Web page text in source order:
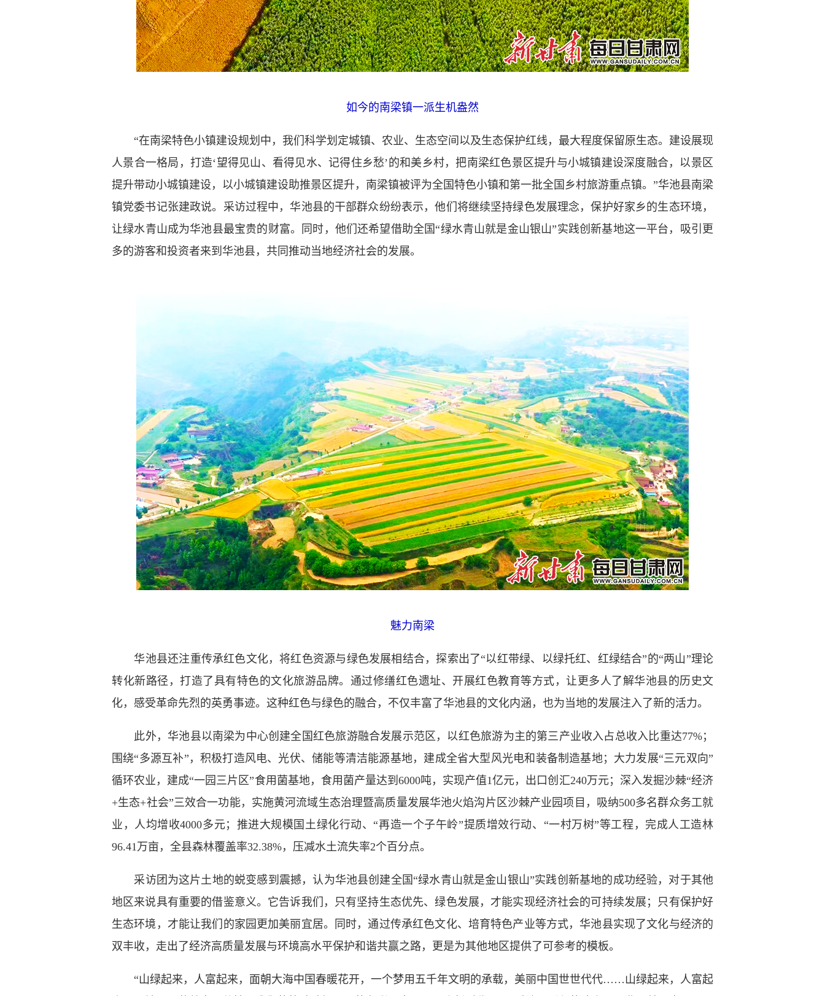
如今的南梁镇一派生机盎然
“在南梁特色小镇建设规划中，我们科学划定城镇、农业、生态空间以及生态保护红线，最大程度保留原生态。建设展现
人景合一格局，打造‘望得见山、看得见水、记得住乡愁’的和美乡村，把南梁红色景区提升与小城镇建设深度融合，以景区
提升带动小城镇建设，以小城镇建设助推景区提升，南梁镇被评为全国特色小镇和第一批全国乡村旅游重点镇。”华池县南梁
镇党委书记张建政说。采访过程中，华池县的干部群众纷纷表示，他们将继续坚持绿色发展理念，保护好家乡的生态环境，
让绿水青山成为华池县最宝贵的财富。同时，他们还希望借助全国“绿水青山就是金山银山”实践创新基地这一平台，吸引更
多的游客和投资者来到华池县，共同推动当地经济社会的发展。
魅力南梁
华池县还注重传承红色文化，将红色资源与绿色发展相结合，探索出了“以红带绿、以绿托红、红绿结合”的“两山”理论
转化新路径，打造了具有特色的文化旅游品牌。通过修缮红色遗址、开展红色教育等方式，让更多人了解华池县的历史文
化，感受革命先烈的英勇事迹。这种红色与绿色的融合，不仅丰富了华池县的文化内涵，也为当地的发展注入了新的活力。
此外，华池县以南梁为中心创建全国红色旅游融合发展示范区，以红色旅游为主的第三产业收入占总收入比重达77%；
围绕“多源互补”，积极打造风电、光伏、储能等清洁能源基地，建成全省大型风光电和装备制造基地；大力发展“三元双向”
循环农业，建成“一园三片区”食用菌基地，食用菌产量达到6000吨，实现产值1亿元，出口创汇240万元；深入发掘沙棘“经济
+生态+社会”三效合一功能，实施黄河流域生态治理暨高质量发展华池火焰沟片区沙棘产业园项目，吸纳500多名群众务工就
业，人均增收4000多元；推进大规模国土绿化行动、“再造一个子午岭”提质增效行动、“一村万树”等工程，完成人工造林
96.41万亩，全县森林覆盖率32.38%，压减水土流失率2个百分点。
采访团为这片土地的蜕变感到震撼，认为华池县创建全国“绿水青山就是金山银山”实践创新基地的成功经验，对于其他
地区来说具有重要的借鉴意义。它告诉我们，只有坚持生态优先、绿色发展，才能实现经济社会的可持续发展；只有保护好
生态环境，才能让我们的家园更加美丽宜居。同时，通过传承红色文化、培育特色产业等方式，华池县实现了文化与经济的
双丰收，走出了经济高质量发展与环境高水平保护和谐共赢之路，更是为其他地区提供了可参考的模板。
“山绿起来，人富起来，面朝大海中国春暖花开，一个梦用五千年文明的承载，美丽中国世世代代……山绿起来，人富起